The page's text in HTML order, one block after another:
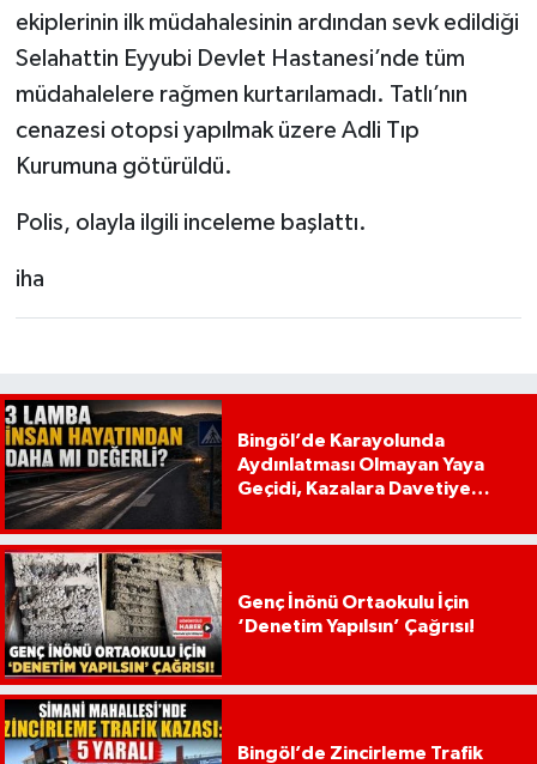
ekiplerinin ilk müdahalesinin ardından sevk edildiği
Selahattin Eyyubi Devlet Hastanesi’nde tüm
müdahalelere rağmen kurtarılamadı. Tatlı’nın
cenazesi otopsi yapılmak üzere Adli Tıp
Kurumuna götürüldü.
Polis, olayla ilgili inceleme başlattı.
iha
Bingöl’de Karayolunda
Aydınlatması Olmayan Yaya
Geçidi, Kazalara Davetiye
Genç İnönü Ortaokulu İçin
‘Denetim Yapılsın’ Çağrısı!
Bingöl’de Zincirleme Trafik
YEDİSU